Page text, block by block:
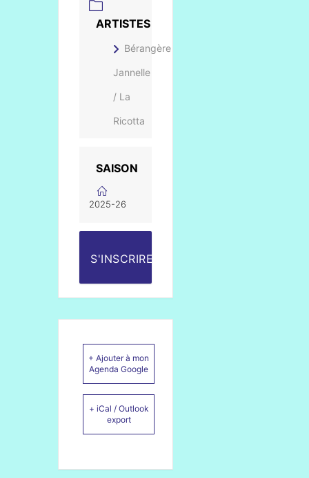
ARTISTES
Bérangère
Jannelle
/ La
Ricotta
SAISON
2025-26
S'INSCRIRE
+ Ajouter à mon
Agenda Google
+ iCal / Outlook
export